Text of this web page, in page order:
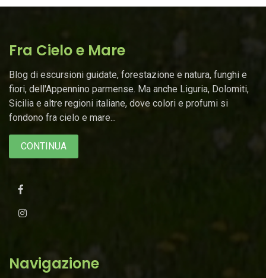
Fra Cielo e Mare
Blog di escursioni guidate, forestazione e natura, funghi e
fiori, dell'Appennino parmense. Ma anche Liguria, Dolomiti,
Sicilia e altre regioni italiane, dove colori e profumi si
fondono fra cielo e mare...
CONTINUA
Navigazione